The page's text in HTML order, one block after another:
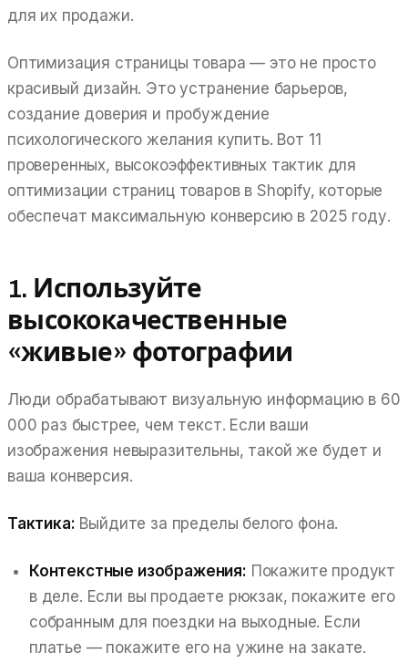
для их продажи.
Оптимизация страницы товара — это не просто
красивый дизайн. Это устранение барьеров,
создание доверия и пробуждение
психологического желания купить. Вот 11
проверенных, высокоэффективных тактик для
оптимизации страниц товаров в Shopify, которые
обеспечат максимальную конверсию в 2025 году.
1. Используйте
высококачественные
«живые» фотографии
Люди обрабатывают визуальную информацию в 60
000 раз быстрее, чем текст. Если ваши
изображения невыразительны, такой же будет и
ваша конверсия.
Тактика: Выйдите за пределы белого фона.
Контекстные изображения: Покажите продукт
в деле. Если вы продаете рюкзак, покажите его
собранным для поездки на выходные. Если
платье — покажите его на ужине на закате.